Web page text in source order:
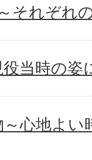
それぞれ
役当時の姿
心地よい